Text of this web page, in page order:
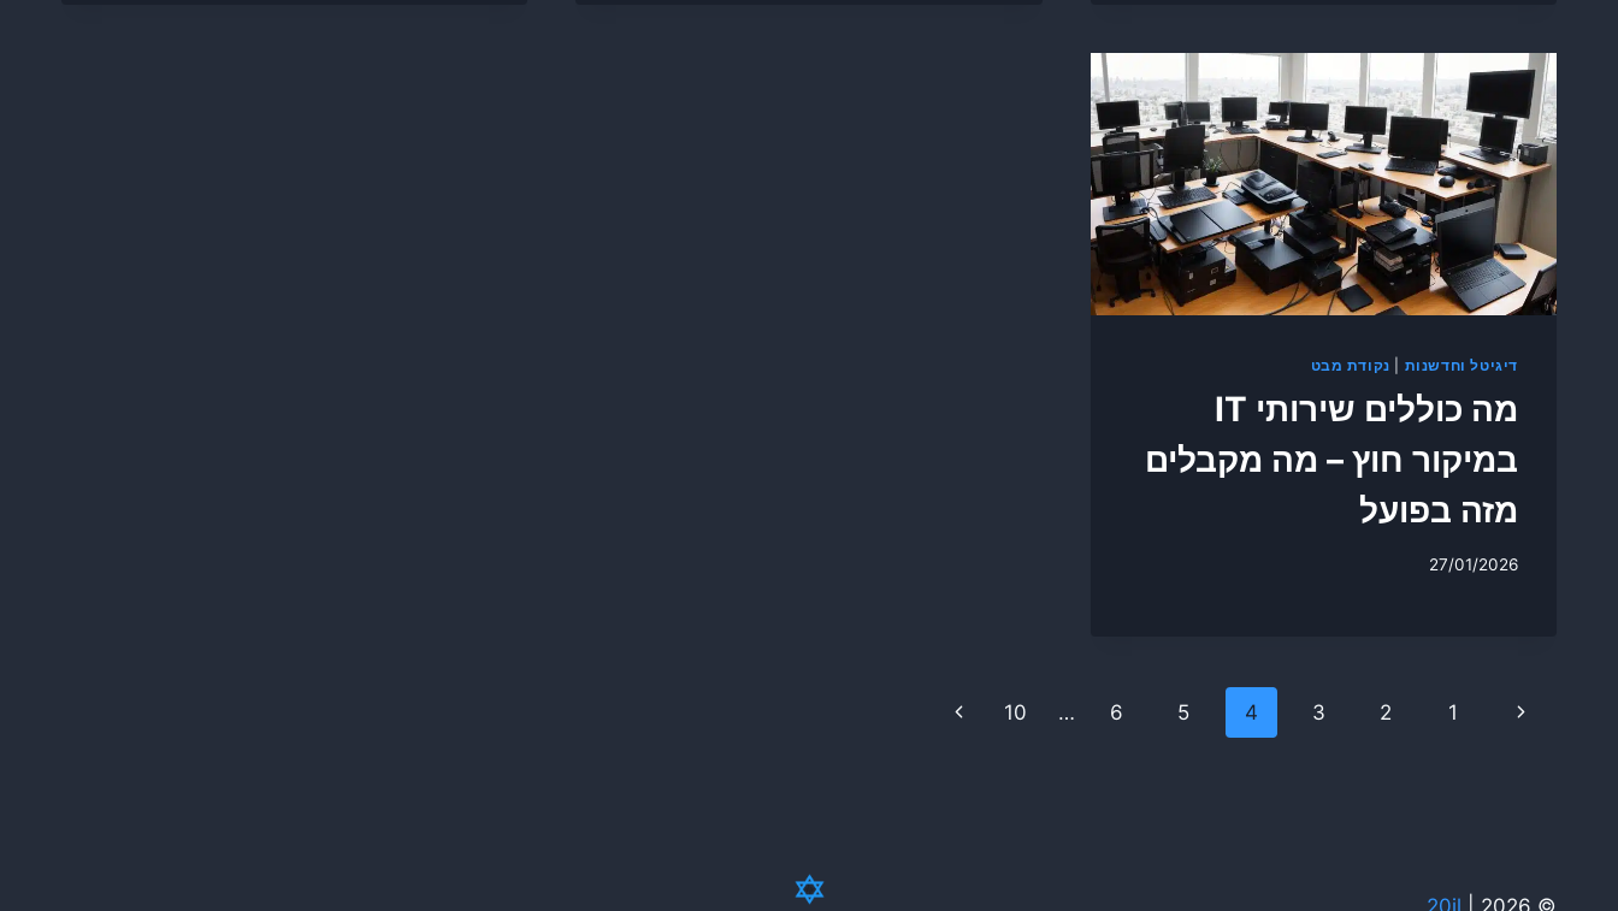
דיגיטל וחדשנות נקודת מבט
מה כוללים שירותי IT
במיקור חוץ – מה מקבלים
מזה בפועל
27/01/2026
Page
Previous
1
2
3
4
5
6
…
10
Next